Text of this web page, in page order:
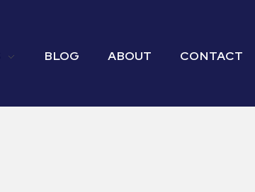
BLOG ABOUT CONTACT